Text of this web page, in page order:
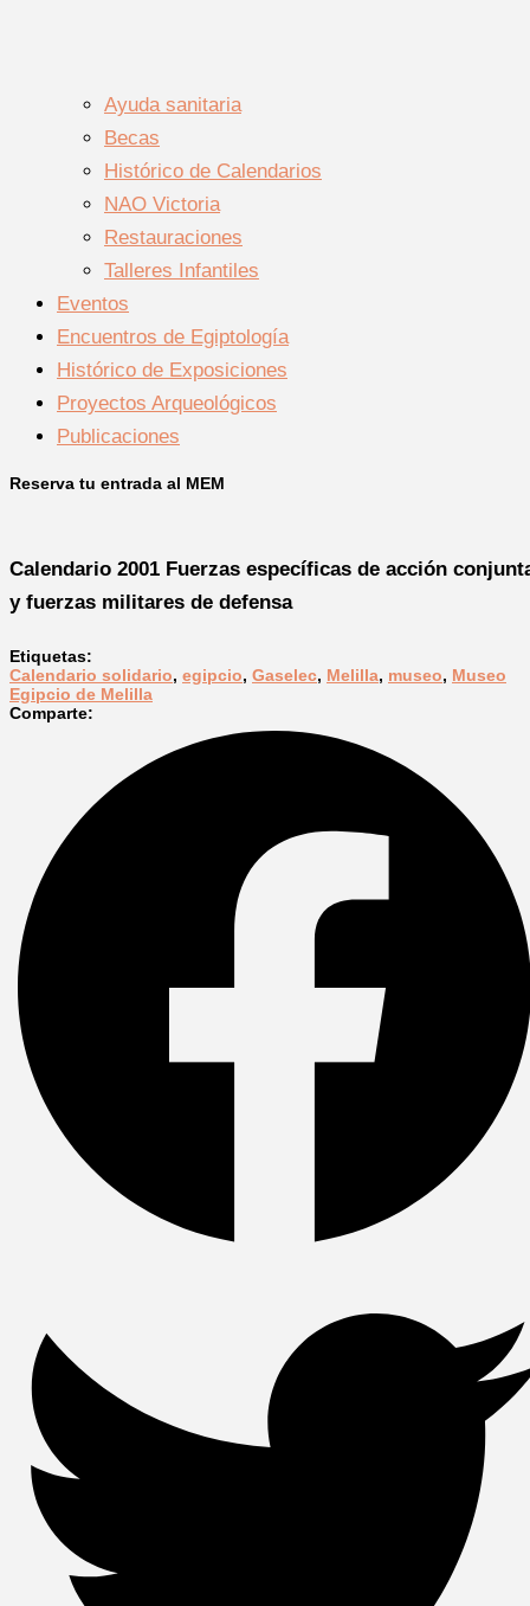
Ayuda sanitaria
Becas
Histórico de Calendarios
NAO Victoria
Restauraciones
Talleres Infantiles
Eventos
Encuentros de Egiptología
Histórico de Exposiciones
Proyectos Arqueológicos
Publicaciones
Reserva tu entrada al MEM
Calendario 2001 Fuerzas específicas de acción
y fuerzas militares de defensa
Etiquetas:
Calendario solidario, egipcio, Gaselec, Melilla, museo, Museo
Egipcio de Melilla
Comparte: